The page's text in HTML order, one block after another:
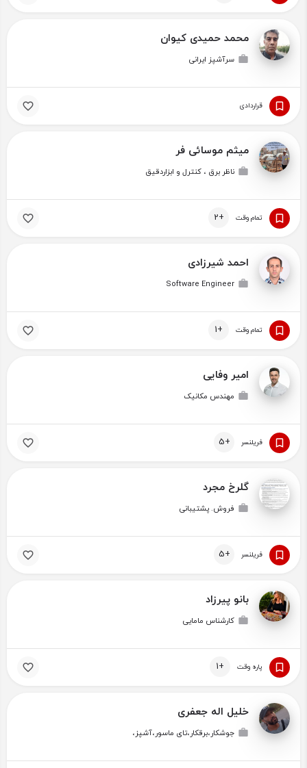
محمد حمیدی کیوان
سرآشپز ایرانی
قراردادی
میثم موسائی فر
ناظر برق ، کنترل و ابزاردقیق
تمام وقت +2
احمد شیرزادی
Software Engineer
تمام وقت +1
امیر وفایی
مهندس مکانیک
فریلنسر +5
گلرخ مجرد
فروش. پشتیبانی
فریلنسر +5
بانو پیرزاد
کارشناس مامایی
پاره وقت +1
خلیل اله جعفری
جوشکار،برقکار،تای ماسور،آشپز،